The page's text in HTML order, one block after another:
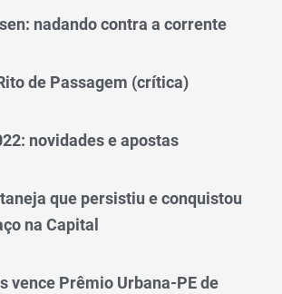
nadando contra a corrente
de Passagem (crítica)
novidades e apostas
que persistiu e conquistou
na Capital
vence Prêmio Urbana-PE de